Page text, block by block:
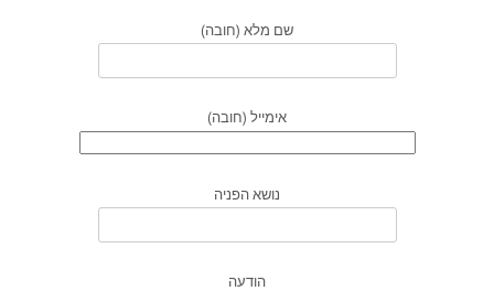
שם מלא (חובה)
אימייל (חובה)
נושא הפניה
הודעה